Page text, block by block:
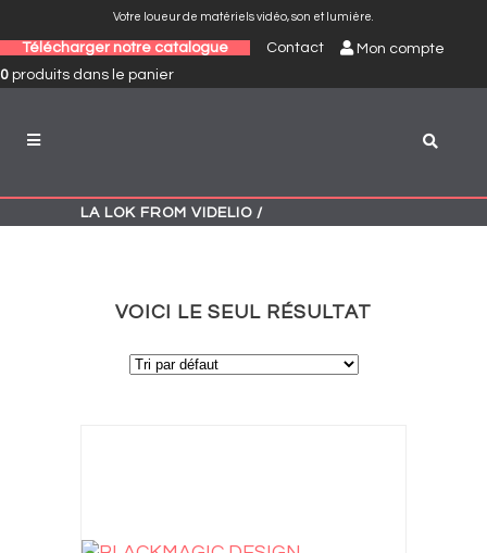
Votre loueur de matériels vidéo, son et lumière.
Télécharger notre catalogue Contact
Mon compte
0 produits dans le panier
LA LOK FROM VIDELIO /
VOICI LE SEUL RÉSULTAT